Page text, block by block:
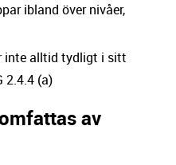
ibland över nivåer,
inte alltid tydligt i sitt
2.4.4 (a)
av